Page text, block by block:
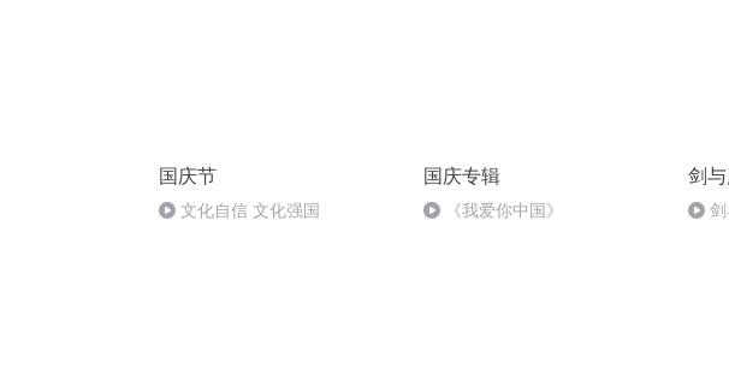
国庆节
文化自信 文化强国
国庆专辑
《我爱你中国》
剑